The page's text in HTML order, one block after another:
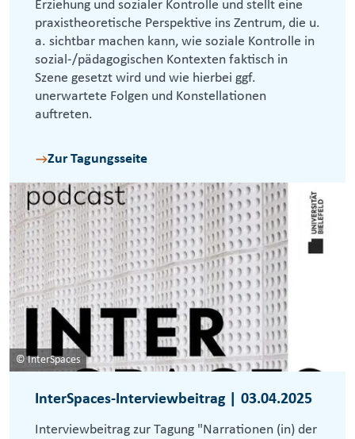
Erziehung und sozialer Kontrolle und stellt eine
praxistheoretische Perspektive ins Zentrum, die u.
a. sichtbar machen kann, wie soziale Kontrolle in
sozial-/pädagogischen Kontexten faktisch in
Szene gesetzt wird und wie hierbei ggf.
unerwartete Folgen und Konstellationen
auftreten.
Zur Tagungsseite
© InterSpaces
InterSpaces-Interviewbeitrag | 03.04.2025
Interviewbeitrag zur Tagung "Narrationen (in) der